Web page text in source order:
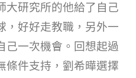
大研究所的他給了自己
，好好走教職，另外一
己一次機會。回想起過
條件支持，劉希曄選擇